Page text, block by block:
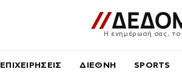
Η ενημέρωσή σας, το
ΕΠΙΧΕΙΡΗΣΕΙΣ ΔΙΕΘΝΗ SPORTS